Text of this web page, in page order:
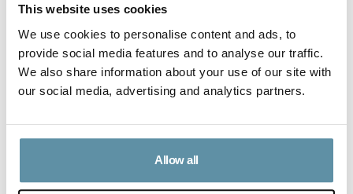
This website uses cookies
We use cookies to personalise content and ads, to
provide social media features and to analyse our traffic.
We also share information about your use of our site with
our social media, advertising and analytics partners.
Allow all
электроэнергию,подтвержденную
сертификатами I-REC (E)
В апрелеIngka Group согласилась приобрести у
ООО «Солар Системс» 49% акций компаний,
электростанциями на юго-западе России. А в июле
компании подписали серию соглашений о покупке
сертификатов Стандарта I-REC, выпущенных